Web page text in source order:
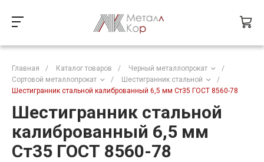
Главная / Каталог товаров / Черный металлопрокат
/
Сортовой металлопрокат
/ Шестигранник стальной
/
Шестигранник стальной калиброванный 6,5 мм Ст35 ГОСТ 8560-78
Шестигранник стальной
калиброванный 6,5 мм
Ст35 ГОСТ 8560-78